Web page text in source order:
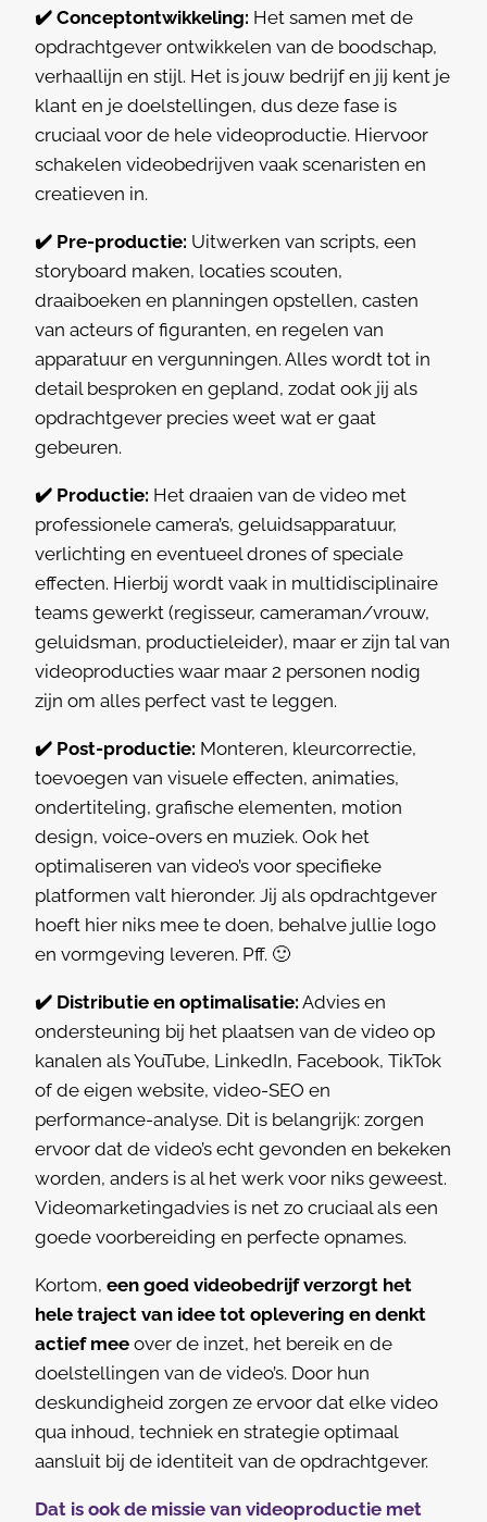
✔️ Conceptontwikkeling: Het samen met de
opdrachtgever ontwikkelen van de boodschap,
verhaallijn en stijl. Het is jouw bedrijf en jij kent je
klant en je doelstellingen, dus deze fase is
cruciaal voor de hele videoproductie. Hiervoor
schakelen videobedrijven vaak scenaristen en
creatieven in.
✔️ Pre-productie: Uitwerken van scripts, een
storyboard maken, locaties scouten,
draaiboeken en planningen opstellen, casten
van acteurs of figuranten, en regelen van
apparatuur en vergunningen. Alles wordt tot in
detail besproken en gepland, zodat ook jij als
opdrachtgever precies weet wat er gaat
gebeuren.
✔️ Productie: Het draaien van de video met
professionele camera’s, geluidsapparatuur,
verlichting en eventueel drones of speciale
effecten. Hierbij wordt vaak in multidisciplinaire
teams gewerkt (regisseur, cameraman/vrouw,
geluidsman, productieleider), maar er zijn tal van
videoproducties waar maar 2 personen nodig
zijn om alles perfect vast te leggen.
✔️ Post-productie: Monteren, kleurcorrectie,
toevoegen van visuele effecten, animaties,
ondertiteling, grafische elementen, motion
design, voice-overs en muziek. Ook het
optimaliseren van video’s voor specifieke
platformen valt hieronder. Jij als opdrachtgever
hoeft hier niks mee te doen, behalve jullie logo
en vormgeving leveren. Pff. 🙂
✔️ Distributie en optimalisatie: Advies en
ondersteuning bij het plaatsen van de video op
kanalen als YouTube, LinkedIn, Facebook, TikTok
of de eigen website, video-SEO en
performance-analyse. Dit is belangrijk: zorgen
ervoor dat de video’s echt gevonden en bekeken
worden, anders is al het werk voor niks geweest.
Videomarketingadvies is net zo cruciaal als een
goede voorbereiding en perfecte opnames.
Kortom, een goed videobedrijf verzorgt het
hele traject van idee tot oplevering en denkt
actief mee over de inzet, het bereik en de
doelstellingen van de video’s. Door hun
deskundigheid zorgen ze ervoor dat elke video
qua inhoud, techniek en strategie optimaal
aansluit bij de identiteit van de opdrachtgever.
Dat is ook de missie van videoproductie met